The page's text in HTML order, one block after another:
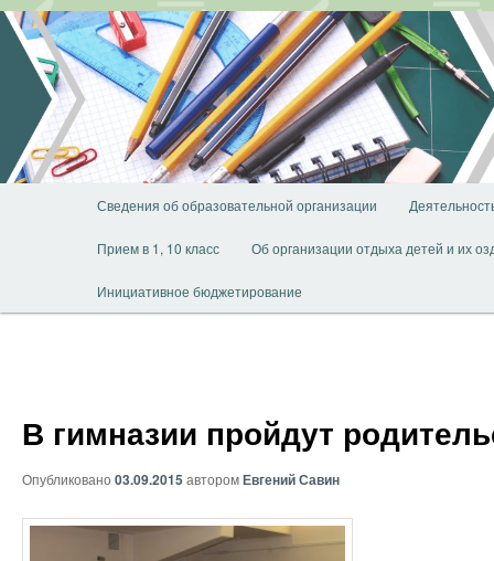
Перейти
основному
содержимому
Сведения об образовательной организации
Прием в 1, 10 класс Об организации отдыха детей и их
Инициативное бюджетирование
В гимназии пройдут
Опубликовано 03.09.2015 авторомЕвгений Савин